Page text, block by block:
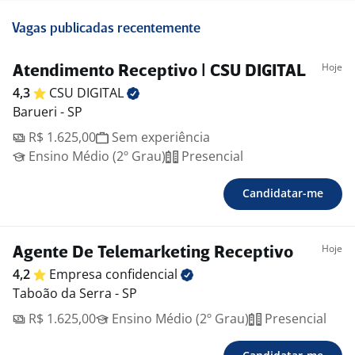
Vagas publicadas recentemente
Atendimento Receptivo | CSU DIGITAL Hoje
4,3 CSU DIGITAL
Barueri - SP
R$ 1.625,00
Sem experiência
Ensino Médio (2º Grau)
Presencial
Candidatar-me
Agente De Telemarketing Receptivo Hoje
4,2 Empresa confidencial
Taboão da Serra - SP
R$ 1.625,00
Ensino Médio (2º Grau) Presencial